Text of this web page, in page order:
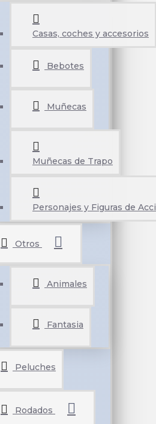
Casas, coches y accesorios
Bebotes
Muñecas
Muñecas de Trapo
Personajes y Figuras de
Otros
Animales
Fantasia
Peluches
Rodados